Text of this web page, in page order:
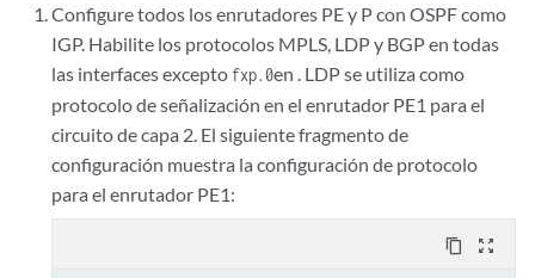
Configure todos los enrutadores PE y P con OSPF como
IGP. Habilite los protocolos MPLS, LDP y BGP en todas
las interfaces excepto fxp.0en . LDP se utiliza como
protocolo de señalización en el enrutador PE1 para el
circuito de capa 2. El siguiente fragmento de
configuración muestra la configuración de protocolo
para el enrutador PE1:
content_copy zoom_out_map